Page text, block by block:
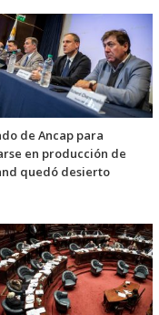
de Ancap para
en producción de
quedó desierto